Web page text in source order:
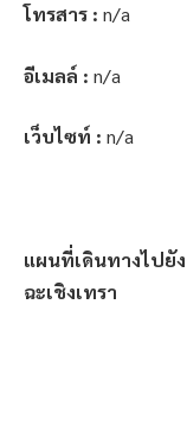
โทรสาร : n/a
อีเมลล์ : n/a
เว็บไซท์ : n/a
แผนที่เดินทางไปยั
ฉะเชิงเทรา